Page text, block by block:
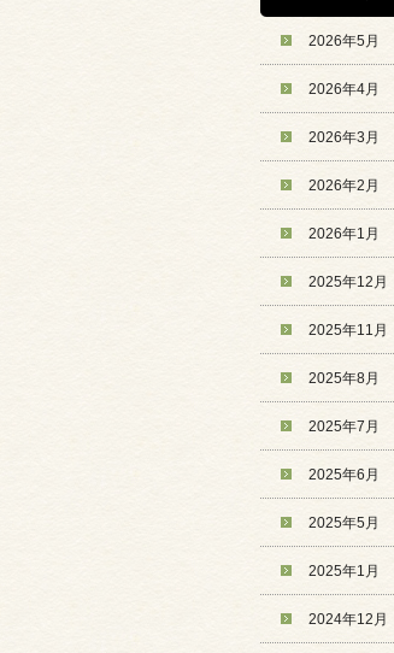
2026年5月
2026年4月
2026年3月
2026年2月
2026年1月
2025年12月
2025年11月
2025年8月
2025年7月
2025年6月
2025年5月
2025年1月
2024年12月